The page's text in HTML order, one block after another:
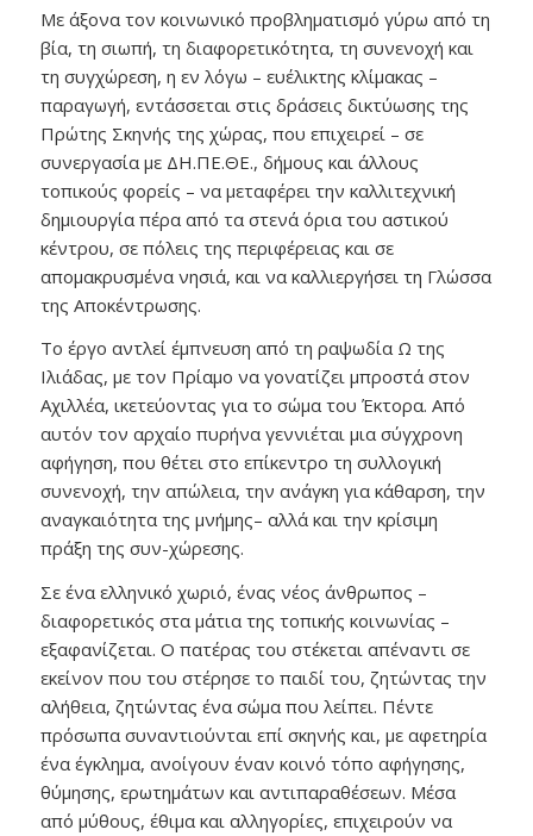
Με άξονα τον κοινωνικό προβληματισμό γύρω από τη
βία, τη σιωπή, τη διαφορετικότητα, τη συνενοχή και
τη συγχώρεση, η εν λόγω – ευέλικτης κλίμακας –
παραγωγή, εντάσσεται στις δράσεις δικτύωσης της
Πρώτης Σκηνής της χώρας, που επιχειρεί – σε
συνεργασία με ΔΗ.ΠΕ.ΘΕ., δήμους και άλλους
τοπικούς φορείς – να μεταφέρει την καλλιτεχνική
δημιουργία πέρα από τα στενά όρια του αστικού
κέντρου, σε πόλεις της περιφέρειας και σε
απομακρυσμένα νησιά, και να καλλιεργήσει τη Γλώσσα
της Αποκέντρωσης.
Το έργο αντλεί έμπνευση από τη ραψωδία Ω της
Ιλιάδας, με τον Πρίαμο να γονατίζει μπροστά στον
Αχιλλέα, ικετεύοντας για το σώμα του Έκτορα. Από
αυτόν τον αρχαίο πυρήνα γεννιέται μια σύγχρονη
αφήγηση, που θέτει στο επίκεντρο τη συλλογική
συνενοχή, την απώλεια, την ανάγκη για κάθαρση, την
αναγκαιότητα της μνήμης– αλλά και την κρίσιμη
πράξη της συν-χώρεσης.
Σε ένα ελληνικό χωριό, ένας νέος άνθρωπος –
διαφορετικός στα μάτια της τοπικής κοινωνίας –
εξαφανίζεται. Ο πατέρας του στέκεται απέναντι σε
εκείνον που του στέρησε το παιδί του, ζητώντας την
αλήθεια, ζητώντας ένα σώμα που λείπει. Πέντε
πρόσωπα συναντιούνται επί σκηνής και, με αφετηρία
ένα έγκλημα, ανοίγουν έναν κοινό τόπο αφήγησης,
θύμησης, ερωτημάτων και αντιπαραθέσεων. Μέσα
από μύθους, έθιμα και αλληγορίες, επιχειρούν να